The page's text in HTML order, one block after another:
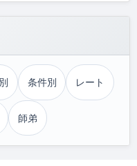
条件別 レート
師弟